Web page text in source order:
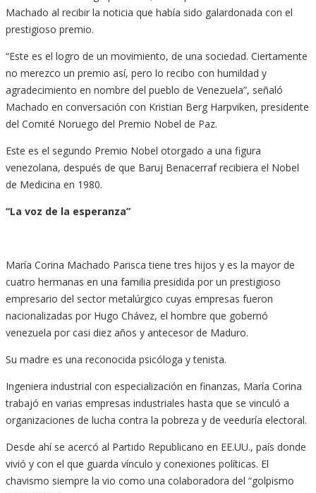
Machado al recibir la noticia que había sido galardonada con el
prestigioso premio.
“Este es el logro de un movimiento, de una sociedad. Ciertamente
no merezco un premio así, pero lo recibo con humildad y
agradecimiento en nombre del pueblo de Venezuela”, señaló
Machado en conversación con Kristian Berg Harpviken, presidente
del Comité Noruego del Premio Nobel de Paz.
Este es el segundo Premio Nobel otorgado a una figura
venezolana, después de que Baruj Benacerraf recibiera el Nobel
de Medicina en 1980.
“La voz de la esperanza”
María Corina Machado Parisca tiene tres hijos y es la mayor de
cuatro hermanas en una familia presidida por un prestigioso
empresario del sector metalúrgico cuyas empresas fueron
nacionalizadas por Hugo Chávez, el hombre que gobernó
venezuela por casi diez años y antecesor de Maduro.
Su madre es una reconocida psicóloga y tenista.
Ingeniera industrial con especialización en finanzas, María Corina
trabajó en varias empresas industriales hasta que se vinculó a
organizaciones de lucha contra la pobreza y de veeduría electoral.
Desde ahí se acercó al Partido Republicano en EE.UU., país donde
vivió y con el que guarda vínculo y conexiones políticas. El
chavismo siempre la vio como una colaboradora del “golpismo